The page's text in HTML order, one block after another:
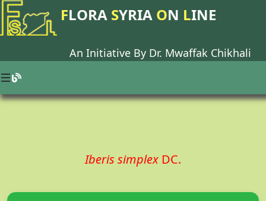
FLORA SYRIA ON LINE
An Initiative By Dr. Mwaffak Chikhali
Iberis simplex DC.